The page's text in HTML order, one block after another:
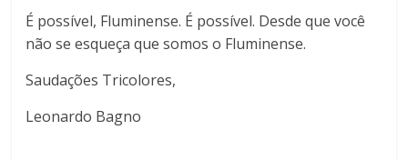
É possível, Fluminense. É possível. Desde que você
não se esqueça que somos o Fluminense.
Saudações Tricolores,
Leonardo Bagno